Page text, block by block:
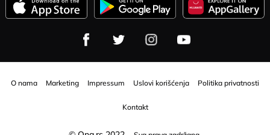
O nama Marketing Impressum Uslovi korišćenja Politika privatnosti
Kontakt